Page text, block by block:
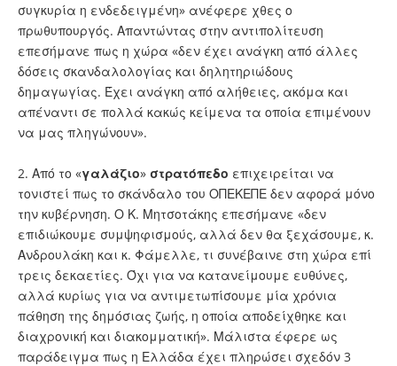
συγκυρία η ενδεδειγμένη» ανέφερε χθες ο
πρωθυπουργός. Απαντώντας στην αντιπολίτευση
επεσήμανε πως η χώρα «δεν έχει ανάγκη από άλλες
δόσεις σκανδαλολογίας και δηλητηριώδους
δημαγωγίας. Έχει ανάγκη από αλήθειες, ακόμα και
απέναντι σε πολλά κακώς κείμενα τα οποία επιμένουν
να μας πληγώνουν».
2. Από το «γαλάζιο» στρατόπεδο επιχειρείται να
τονιστεί πως το σκάνδαλο του ΟΠΕΚΕΠΕ δεν αφορά μόνο
την κυβέρνηση. Ο Κ. Μητσοτάκης επεσήμανε «δεν
επιδιώκουμε συμψηφισμούς, αλλά δεν θα ξεχάσουμε, κ.
Ανδρουλάκη και κ. Φάμελλε, τι συνέβαινε στη χώρα επί
τρεις δεκαετίες. Όχι για να κατανείμουμε ευθύνες,
αλλά κυρίως για να αντιμετωπίσουμε μία χρόνια
πάθηση της δημόσιας ζωής, η οποία αποδείχθηκε και
διαχρονική και διακομματική». Μάλιστα έφερε ως
παράδειγμα πως η Ελλάδα έχει πληρώσει σχεδόν 3